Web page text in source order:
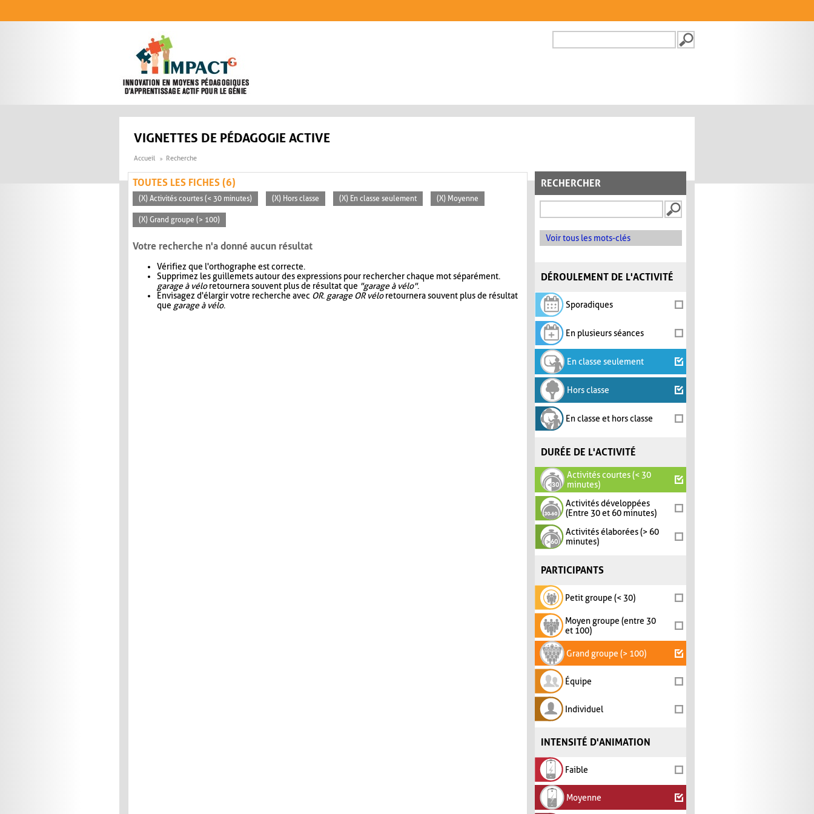
FORMULAIRE DE
VIGNETTES DE PÉDAGOGIE ACTIVE
Accueil Recherche
RECHERCHER
Voir tous les mots-clés
DÉROULEMENT DE L'ACTIVITÉ
Sporadiques
En plusieurs séances
En classe seulement
Hors classe
En classe et hors classe
DURÉE DE L'ACTIVITÉ
Activités courtes (< 30
minutes)
Activités développées
(Entre 30 et 60 minutes)
Activités élaborées (> 60
minutes)
PARTICIPANTS
Petit groupe (< 30)
Moyen groupe (entre 30
et 100)
Grand groupe (> 100)
Équipe
Individuel
INTENSITÉ D'ANIMATION
Faible
Moyenne
TOUTES LES FICHES (6)
(X) Activités courtes (< 30 minutes) (X) Hors classe (X) En classe seulement (X) Moyenne
(X) Grand groupe (> 100)
Votre recherche n'a donné aucun résultat
Vérifiez que l'orthographe est correcte.
Supprimez les guillemets autour des expressions pour rechercher chaque mot séparément.
garage à véloretournera souvent plus de résultat que "garage à vélo".
Envisagez d'élargir votre recherche avec OR. garage OR véloretournera souvent plus de résultat
que garage à vélo.